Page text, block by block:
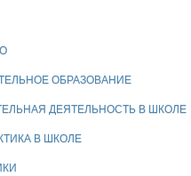
ОБРАЗОВАНИЕ
ДЕЯТЕЛЬНОСТЬ В ШКОЛЕ
В ШКОЛЕ